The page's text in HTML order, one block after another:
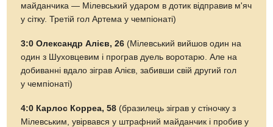
майданчика — Мілевський ударом в дотик відправив м'яч
у сітку. Третій гол Артема у чемпіонаті)
3:0 Олександр Алієв, 26 (Мілевський вийшов один на
один з Шуховцевим і програв дуель воротарю. Але на
добиванні вдало зіграв Алієв, забивши свій другий гол
у чемпіонаті)
4:0 Карлос Корреа, 58 (бразилець зіграв у стіночку з
Мілевським, увірвався у штрафний майданчик і пробив у